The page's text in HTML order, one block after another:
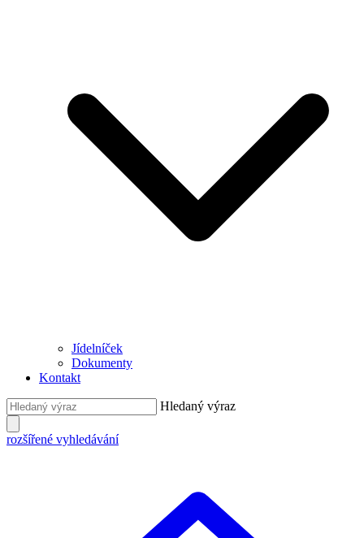
Jídelníček
Dokumenty
Kontakt
Hledaný výraz
rozšířené vyhledávání